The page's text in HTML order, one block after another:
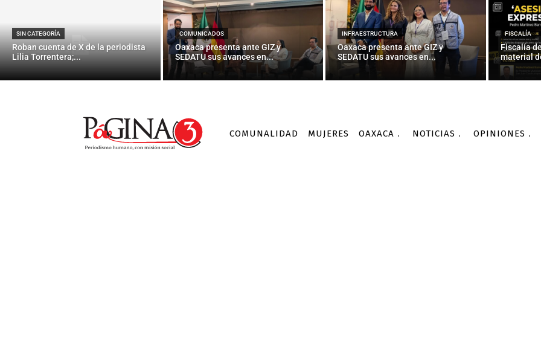
SIN CATEGORÍA
Roban cuenta de X de la periodista
Lilia Torrentera;...
COMUNICADOS
Oaxaca presenta ante GIZ y
SEDATU sus avances en...
INFRAESTRUCTURA
Oaxaca presenta ante GIZ y
SEDATU sus avances en...
FISCALÍA
Fiscalía
material
COMUNALIDAD MUJERES OAXACA NOTICIAS OPINIONES